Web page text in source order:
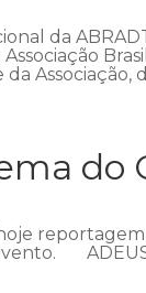
da
Associação,
do
reportagem